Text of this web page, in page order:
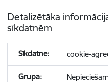
Detalizētāka
sīkdatnēm
cookie-